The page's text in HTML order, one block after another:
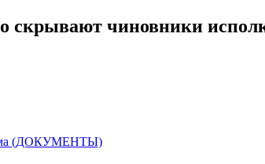
скрывают чиновники